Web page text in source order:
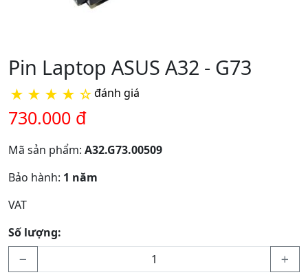
Pin Laptop ASUS A32 - G73
★ ★ ★ ★ ☆đánh giá
730.000 đ
Mã sản phẩm: A32.G73.00509
Bảo hành: 1 năm
VAT
Số lượng: